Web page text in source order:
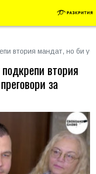
втория мандат, но би
втория
за